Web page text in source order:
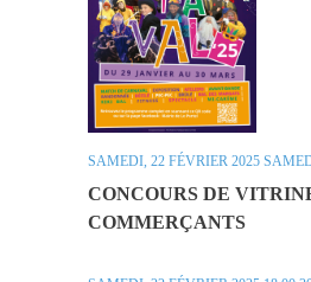
CONCOURS DE
COMMERÇANTS
SAMEDI, 22 FÉVRIER 2025